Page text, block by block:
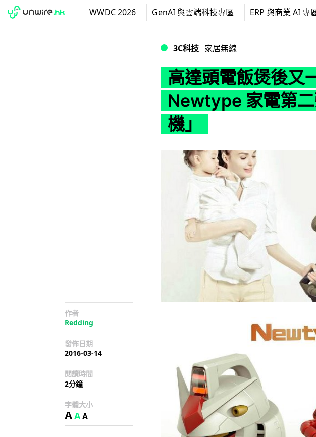
WWDC 2026 GenAI 與雲端科技專區 ERP 與商業 AI 專
3C科技 家居無線
高達頭電飯煲後又
Newtype 家電第
機」
作者
Redding
發佈日期
2016-03-14
閱讀時間
2分鐘
字體大小
AAA